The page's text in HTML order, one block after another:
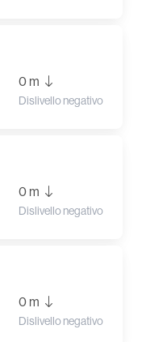
0 m
Dislivello negativo
0 m
Dislivello negativo
0 m
Dislivello negativo